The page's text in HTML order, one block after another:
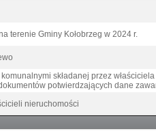
terenie Gminy Kołobrzeg w 2024 r.
składanej przez właściciela
potwierdzających dane
nieruchomości